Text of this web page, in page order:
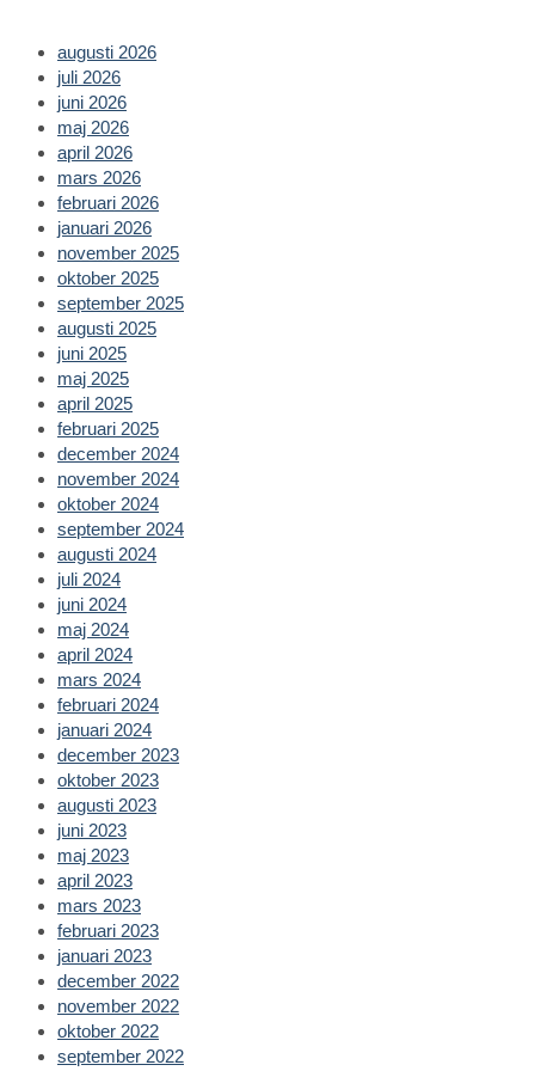
augusti 2026
juli 2026
juni 2026
maj 2026
april 2026
mars 2026
februari 2026
januari 2026
november 2025
oktober 2025
september 2025
augusti 2025
juni 2025
maj 2025
april 2025
februari 2025
december 2024
november 2024
oktober 2024
september 2024
augusti 2024
juli 2024
juni 2024
maj 2024
april 2024
mars 2024
februari 2024
januari 2024
december 2023
oktober 2023
augusti 2023
juni 2023
maj 2023
april 2023
mars 2023
februari 2023
januari 2023
december 2022
november 2022
oktober 2022
september 2022